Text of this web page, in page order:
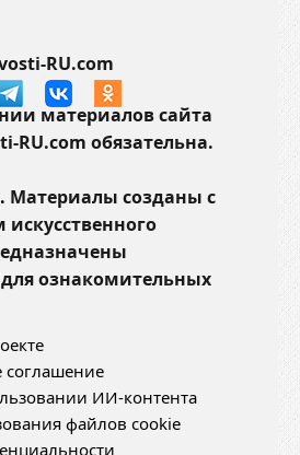
RU.com
материалов сайта
RU.com обязательна.
Материалы созданы с
ознакомительных
соглашение
ИИ-контента
файлов cookie